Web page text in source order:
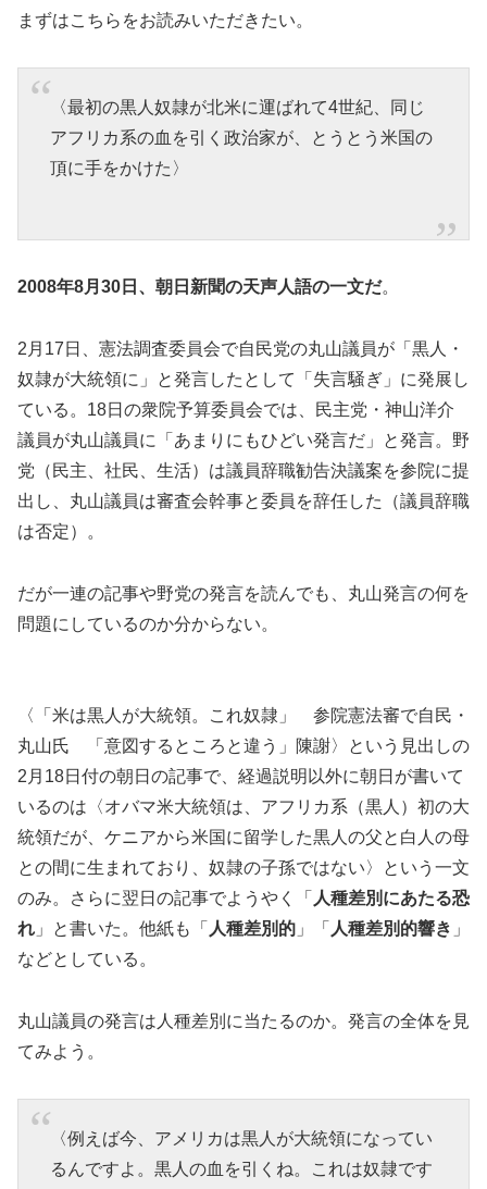
まずはこちらをお読みいただきたい。
〈最初の黒人奴隷が北米に運ばれて4世紀、同じ
アフリカ系の血を引く政治家が、とうとう米国の
頂に手をかけた〉
2008年8月30日、朝日新聞の天声人語の一文だ。
2月17日、憲法調査委員会で自民党の丸山議員が「黒人・
奴隷が大統領に」と発言したとして「失言騒ぎ」に発展し
ている。18日の衆院予算委員会では、民主党・神山洋介
議員が丸山議員に「あまりにもひどい発言だ」と発言。野
党（民主、社民、生活）は議員辞職勧告決議案を参院に提
出し、丸山議員は審査会幹事と委員を辞任した（議員辞職
は否定）。
だが一連の記事や野党の発言を読んでも、丸山発言の何を
問題にしているのか分からない。
〈「米は黒人が大統領。これ奴隷」 参院憲法審で自民・
丸山氏 「意図するところと違う」陳謝〉という見出しの
2月18日付の朝日の記事で、経過説明以外に朝日が書いて
いるのは〈オバマ米大統領は、アフリカ系（黒人）初の大
統領だが、ケニアから米国に留学した黒人の父と白人の母
との間に生まれており、奴隷の子孫ではない〉という一文
のみ。さらに翌日の記事でようやく「 人種差別にあたる恐
れ 」と書いた。他紙も「 人種差別的 」「 人種差別的響き 」
などとしている。
丸山議員の発言は人種差別に当たるのか。発言の全体を見
てみよう。
〈例えば今、アメリカは黒人が大統領になってい
るんですよ。黒人の血を引くね。これは奴隷です